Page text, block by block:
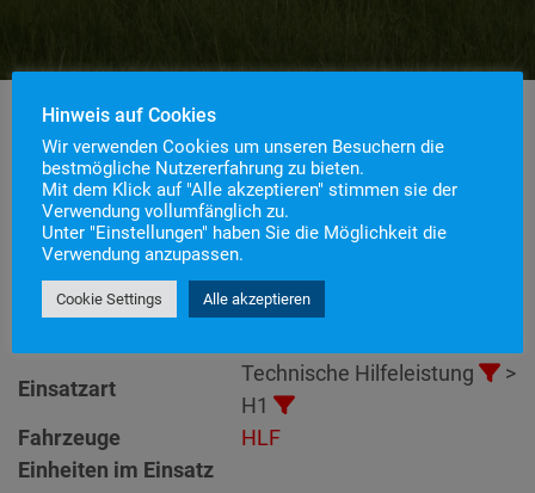
Einsatznummer
139
Einsatzstichwort
H1 – Person in Zwangslage
klein
Einsatzort
Alarmierungszeitpunkt3. Dezember 2021 15:51
Einsatzart
Technische Hilfeleistung
>
H1
Fahrzeuge
HLF
Einheiten im Einsatz
Hinweis auf Cookies
Wir verwenden Cookies um unseren Besuchern die
bestmögliche Nutzererfahrung zu bieten.
Mit dem Klick auf "Alle akzeptieren" stimmen sie der
Verwendung vollumfänglich zu.
Unter "Einstellungen" haben Sie die Möglichkeit die
Verwendung anzupassen.
Cookie Settings Alle akzeptieren